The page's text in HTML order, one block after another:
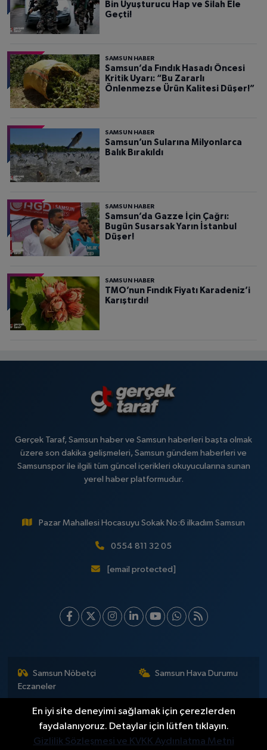
Bin Uyuşturucu Hap ve Silah Ele
Geçti!
SAMSUN HABER
Samsun’da Fındık Hasadı Öncesi
Kritik Uyarı: “Bu Zararlı
Önlenmezse Ürün Kalitesi Düşer!”
SAMSUN HABER
Samsun’un Sularına Milyonlarca
Balık Bırakıldı
SAMSUN HABER
Samsun’da Gazze İçin Çağrı:
Bugün Susarsak Yarın İstanbul
Düşer!
SAMSUN HABER
TMO’nun Fındık Fiyatı Karadeniz’i
Karıştırdı!
Gerçek Taraf, Samsun haber ve Samsun haberleri başta olmak
üzere son dakika gelişmeleri, Samsun gündem haberleri ve
Samsunspor ile ilgili tüm güncel içerikleri okuyucularına sunan
yerel haber platformudur.
Pazar Mahallesi Hocasuyu Sokak No:6 ilkadım Samsun
0554 811 32 05
[email protected]
Samsun Nöbetçi
Eczaneler
Samsun Hava Durumu
Samsun Namaz Vakitleri
Samsun Trafik Yoğunluk
Haritası
Puan Durumu ve Fikstür Tüm Manşetler
En iyi site deneyimi sağlamak için çerezlerden
faydalanıyoruz. Detaylar için lütfen tıklayın.
Gizlilik Sözleşmesi ve KVKK Aydınlatma Metni